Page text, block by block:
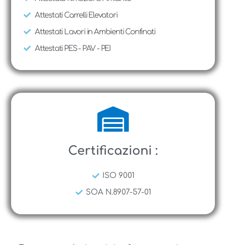
Attestati Carrelli Elevatori
Attestati Lavori in Ambienti Confinati
Attestati PES - PAV - PEI
Certificazioni :
ISO 9001
SOA N.8907-57-01